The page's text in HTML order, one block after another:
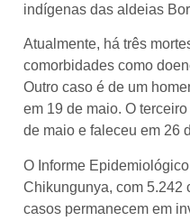
indígenas das aldeias
Atualmente, há três
comorbidades como
Outro caso é de um
em 19 de maio. O
de maio e faleceu em 26
O Informe
Chikungunya, com 5.242
casos permanecem em